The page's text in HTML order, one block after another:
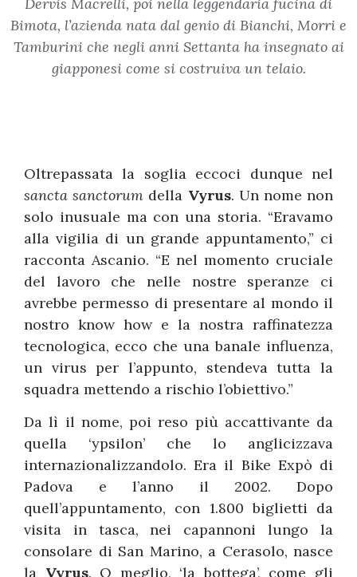
Bimota, l’azienda nata dal genio di Bianchi, Morri e
Tamburini che negli anni Settanta ha insegnato ai
giapponesi come si costruiva un telaio.
Oltrepassata la soglia eccoci dunque nel
sancta sanctorum della Vyrus. Un nome non
solo inusuale ma con una storia. “Eravamo
alla vigilia di un grande appuntamento,” ci
racconta Ascanio. “E nel momento cruciale
del lavoro che nelle nostre speranze ci
avrebbe permesso di presentare al mondo il
nostro know how e la nostra raffinatezza
tecnologica, ecco che una banale influenza,
un virus per l’appunto, stendeva tutta la
squadra mettendo a rischio l’obiettivo.”
Da lì il nome, poi reso più accattivante da
quella ‘ypsilon’ che lo anglicizzava
internazionalizzandolo. Era il Bike Expò di
Padova e l’anno il 2002. Dopo
quell’appuntamento, con 1.800 biglietti da
visita in tasca, nei capannoni lungo la
consolare di San Marino, a Cerasolo, nasce
la Vyrus. O meglio, ‘la bottega’, come gli